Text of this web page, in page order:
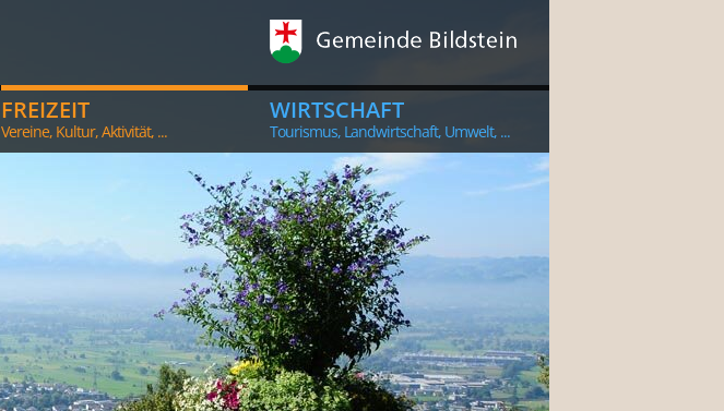
FREIZEIT
Vereine, Kultur, Aktivität, ...
WIRTSCHAFT
Tourismus, Landwirtschaft, Umwelt, ...